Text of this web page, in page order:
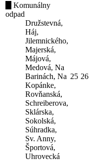
Komunálny
odpad
Družstevná,
Háj,
Jilemnického,
Majerská,
Májová,
Medová, Na
Barinách, Na
Kopánke,
Rovňanská,
Schreiberova,
Sklárska,
Sokolská,
Súhradka,
Sv. Anny,
Športová,
Uhrovecká
25 26